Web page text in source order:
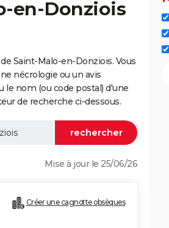
en-Donziois
Saint-Malo-en-Donziois. Vous
nécrologie ou un avis
nom (ou code postal) d'une
de recherche ci-dessous.
Mise à jour le 25/06/26
Créer une cagnotte obsèques